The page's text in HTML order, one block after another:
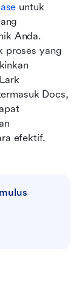
untuk
Anda.
proses yang
Docs,
efektif.